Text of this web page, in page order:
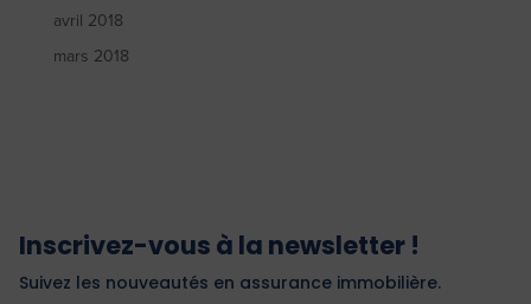
avril 2018
mars 2018
Inscrivez-vous à la newsletter !
Suivez les nouveautés en assurance immobilière.